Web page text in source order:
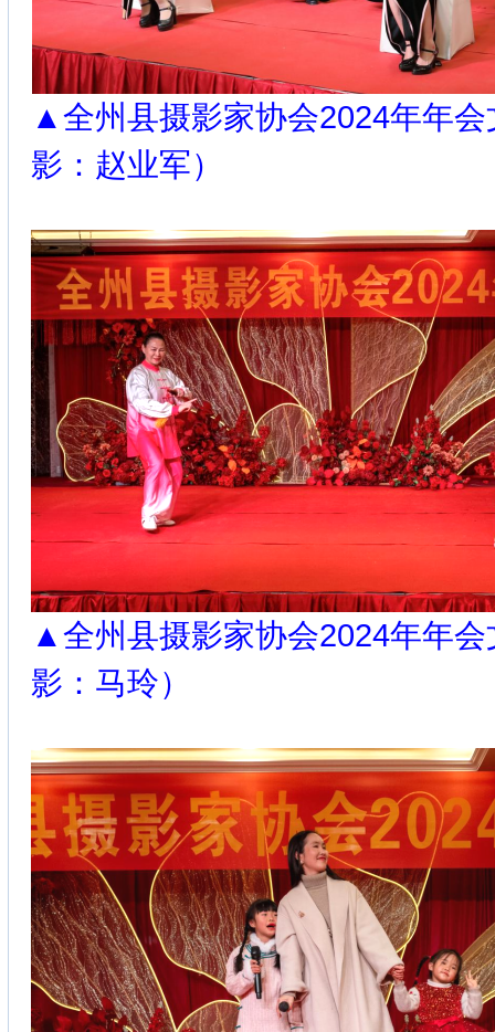
▲全州县摄影家协会2024年年
影：赵业军）
▲全州县摄影家协会2024年年
影：马玲）